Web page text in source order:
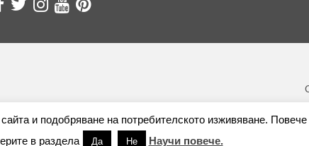
и подобряване на потребителското изживяване.
в раздела
Да Не Научи повече.